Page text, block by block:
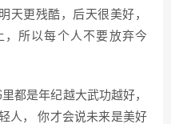
天更残酷，后天很美好，
所以每个人不要放弃今
都是年纪越大武功越好，
人， 你才会说未来是美好